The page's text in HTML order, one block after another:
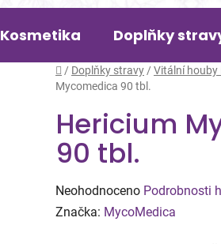
Kosmetika Doplňky
Domů
/ Doplňky stravy / Vitální houby
Mycomedica 90 tbl.
Hericium
90 tbl.
Průměrné
hodnocení
Neohodnoceno Podrobnosti
Značka: MycoMedica